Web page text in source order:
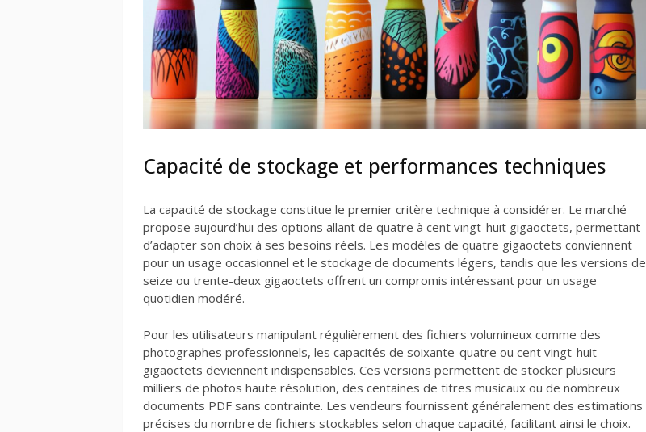
Capacité de stockage et performances techniques
La capacité de stockage constitue le premier critère technique à considérer. Le marché
propose aujourd’hui des options allant de quatre à cent vingt-huit gigaoctets, permettant
d’adapter son choix à ses besoins réels. Les modèles de quatre gigaoctets conviennent
pour un usage occasionnel et le stockage de documents légers, tandis que les versions de
seize ou trente-deux gigaoctets offrent un compromis intéressant pour un usage
quotidien modéré.
Pour les utilisateurs manipulant régulièrement des fichiers volumineux comme des
photographes professionnels, les capacités de soixante-quatre ou cent vingt-huit
gigaoctets deviennent indispensables. Ces versions permettent de stocker plusieurs
milliers de photos haute résolution, des centaines de titres musicaux ou de nombreux
documents PDF sans contrainte. Les vendeurs fournissent généralement des estimations
précises du nombre de fichiers stockables selon chaque capacité, facilitant ainsi le choix.